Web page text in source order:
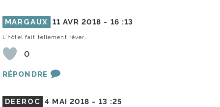
MARGAUX 11 AVR 2018 - 16 :13
L’hôtel fait tellement rêver…
0
RÉPONDRE
DEEROC 4 MAI 2018 - 13 :25